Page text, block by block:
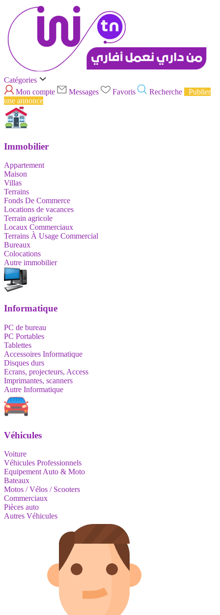
Catégories
Mon compte
Messages Favoris Recherche
Publier
une annonce
Immobilier
Appartement
Maison
Villas
Terrains
Fonds De Commerce
Locations de vacances
Terrain agricole
Locaux Commerciaux
Terrains À Usage Commercial
Bureaux
Colocations
Autre immobilier
Informatique
PC de bureau
PC Portables
Tablettes
Accessoires Informatique
Disques durs
Ecrans, projecteurs, Access
Imprimantes, scanners
Autre Informatique
Véhicules
Voiture
Véhicules Professionnels
Equipement Auto & Moto
Bateaux
Motos / Vélos / Scooters
Commerciaux
Pièces auto
Autres Véhicules